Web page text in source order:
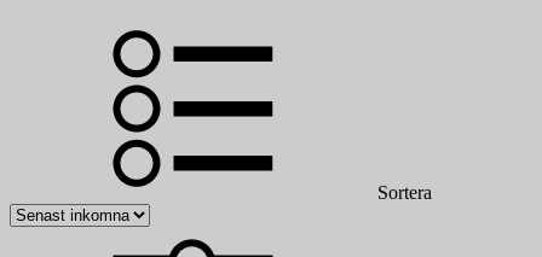
Sortera